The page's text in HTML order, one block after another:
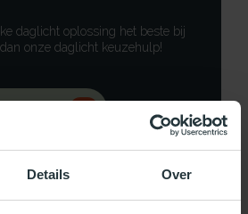
Details Over
daglicht oplossing het beste bij
onze daglicht keuzehulp!
op